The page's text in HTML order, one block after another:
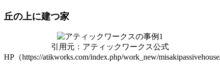
丘の上に建つ家
引用元：アティックワークス公式
HP（https://atikworks.com/index.php/work_new/